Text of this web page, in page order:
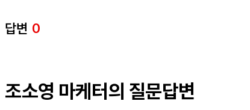
답변 0
조소영 마케터의 질문답변